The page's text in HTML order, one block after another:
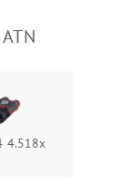
4.518x